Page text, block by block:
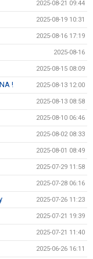
2025-08-21 09:44
2025-08-19 10:31
2025-08-16 17:19
2025-08-16
2025-08-15 08:09
! 2025-08-13 12:00
2025-08-13 08:58
2025-08-10 06:46
2025-08-02 08:33
2025-08-01 08:49
2025-07-29 11:58
2025-07-28 06:16
2025-07-26 11:23
2025-07-21 19:39
2025-07-21 11:40
2025-06-26 16:11